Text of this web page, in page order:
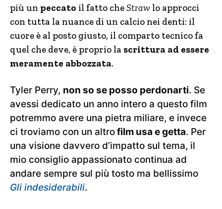
più un peccato il fatto cheStraw lo approcci
con tutta la nuance di un calcio nei denti: il
cuore è al posto giusto, il comparto tecnico fa
quel che deve, è proprio la scrittura ad essere
meramente abbozzata.
Tyler Perry, non so se posso perdonarti. Se
avessi dedicato un anno intero a questo film
potremmo avere una pietra miliare, e invece
ci troviamo con un altrofilm usa e getta. Per
una visione davvero d’impatto sul tema, il
mio consiglio appassionato continua ad
andare sempre sul più tosto ma bellissimo
Gli indesiderabili.